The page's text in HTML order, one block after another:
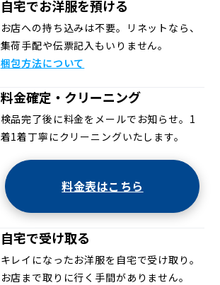
自宅でお洋服を預ける
お店への持ち込みは不要。リネットなら、
集荷手配や伝票記入もいりません。
梱包方法について
料金確定・クリーニング
検品完了後に料金をメールでお知らせ。1
着1着丁寧にクリーニングいたします。
料金表はこちら
自宅で受け取る
キレイになったお洋服を自宅で受け取り。
お店まで取りに行く手間がありません。